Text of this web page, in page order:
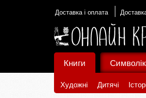
Доставка і оплата
Книги
Художні Дитячі